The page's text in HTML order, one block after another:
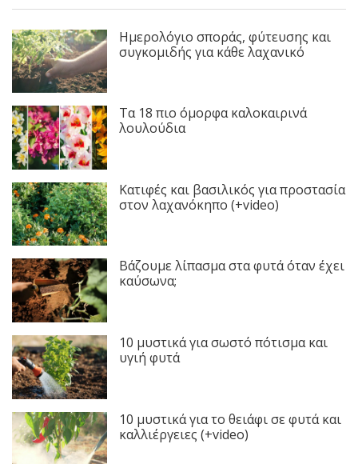
Ημερολόγιο σποράς, φύτευσης και
συγκομιδής για κάθε λαχανικό
Τα 18 πιο όμορφα καλοκαιρινά
λουλούδια
Κατιφές και βασιλικός για προστασία
στον λαχανόκηπο (+video)
Βάζουμε λίπασμα στα φυτά όταν έχει
καύσωνα;
10 μυστικά για σωστό πότισμα και
υγιή φυτά
10 μυστικά για το θειάφι σε φυτά και
καλλιέργειες (+video)